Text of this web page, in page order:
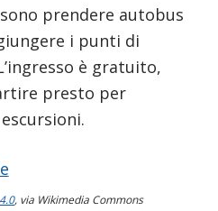
prendere autobus
i punti di
è gratuito,
presto per
, via Wikimedia Commons